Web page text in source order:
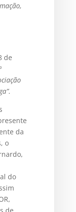
,
de
da
o
do
de